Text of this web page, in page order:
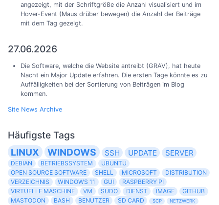
angezeigt, mit der Schriftgröße die Anzahl visualisiert und im
Hover-Event (Maus drüber bewegen) die Anzahl der Beiträge
mit dem Tag gezeigt.
27.06.2026
Die Software, welche die Website antreibt (GRAV), hat heute
Nacht ein Major Update erfahren. Die ersten Tage könnte es zu
Auffälligkeiten bei der Sortierung von Beiträgen im Blog
kommen.
Site News Archive
Häufigste Tags
LINUX
WINDOWS SSH UPDATE SERVER
DEBIAN BETRIEBSSYSTEM
UBUNTU
OPEN SOURCE SOFTWARE
SHELL MICROSOFT
DISTRIBUTION
VERZEICHNIS
WINDOWS 11 GUI
RASPBERRY PI
VIRTUELLE MASCHINE
VM SUDO DIENST IMAGE
GITHUB
MASTODON
BASH BENUTZER SD CARD SCP
NETZWERK